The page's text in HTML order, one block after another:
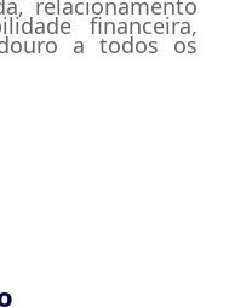
financeira,
a todos os